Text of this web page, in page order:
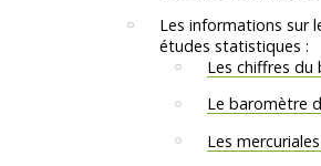
Les informations sur
études statistiques :
Les chiffres du
Le baromètre
Les